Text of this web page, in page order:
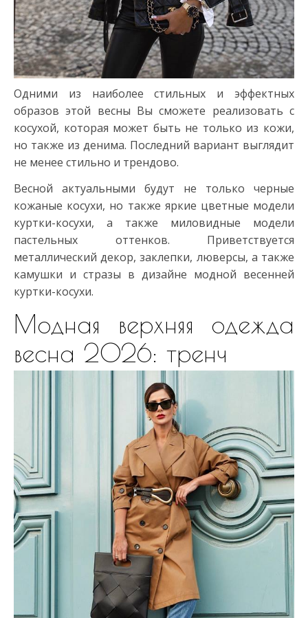
Одними из наиболее стильных и эффектных
образов этой весны Вы сможете реализовать с
косухой, которая может быть не только из кожи,
но также из денима. Последний вариант выглядит
не менее стильно и трендово.
Весной актуальными будут не только черные
кожаные косухи, но также яркие цветные модели
куртки-косухи, а также миловидные модели
пастельных оттенков. Приветствуется
металлический декор, заклепки, люверсы, а также
камушки и стразы в дизайне модной весенней
куртки-косухи.
Модная верхняя одежда
весна 2026: тренч